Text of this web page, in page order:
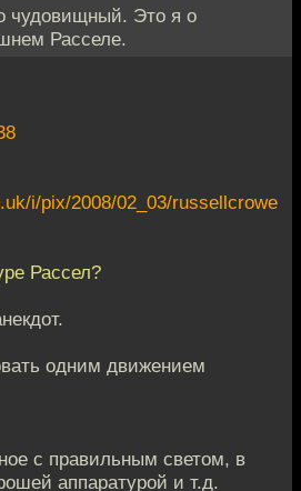
чудовищный. Это я о
Расселе.
i/pix/2008/02_03/russellcrowe
Рассел?
одним движением
с правильным светом, в
аппаратурой и т.д.